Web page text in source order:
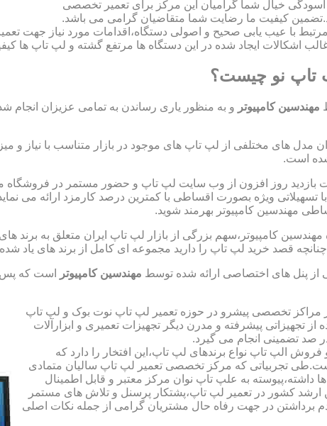
خیال شما گرامیان این مرکز برای تعمیر تخصصی
کیفیت ما رضایت شما متقاضیان گرامی می باشد.
با عیب یابی صحیح و اصولی دستگاه،اقدامات مورد نیاز جهت
اشکالات ایجاد شده در این دستگاه ها مرتفع گشته و لپ تاپ ها
تاپ نو چیست؟
مهندسین کامپیوتر و به منظور یاری رساندن به تمامی عزیزان انجام
های مختلفی از لپ تاپ های موجود در بازار متناسب با نیاز و
است.
روز افزون از وب سایت لپ تاپ و حضور مستمر در فروشگاه
تسهیلاتی ویژه بصورت اقساطی با کمترین درصد کارمزد ارائه
مهندسین کامپیوتر بهرمند شوید.
کامپیوتر،سهم بزرگی از بازار لپ تاپ ایران متعلق به برند های
قصد خرید لپ تاپ را دارید مجموعه ای کامل از برند های یاد
پنل های اختصاصی ارائه شده توسط مهندسین کامپیوتر
است که پس
از مراکز تخصصی پیشرو در حوزه تعمیر لپ تاپ نوت بوک و لپ تاپ
تجهیزاتی پیشرفته و مدرن دیگر تجهیزات تعمیری و ابزارآلات
تضمینی انجام می گیرد.
الپ تاپ نواع برندهای لپ تاپ،این افتخار را دارد که
است.طی تجربیاتی که مرکز تخصصی تعمیر لپ تاپ سالیان متمادی
به علپ تاپ نوان مرکز معتبر و قابل اطمینال
کشور در تعمیر لپ تاپ،پشتکار پرسنل و تلاش های مستمر
برداشتن در جهت رفاه حال مشتریان گرامی از جمله نکات اصلی